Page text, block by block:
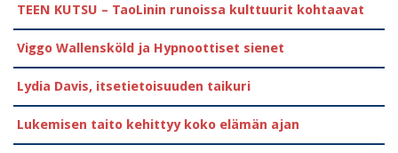
TEEN KUTSU – TaoLinin runoissa kulttuurit kohtaavat
Viggo Wallensköld ja Hypnoottiset sienet
Lydia Davis, itsetietoisuuden taikuri
Lukemisen taito kehittyy koko elämän ajan